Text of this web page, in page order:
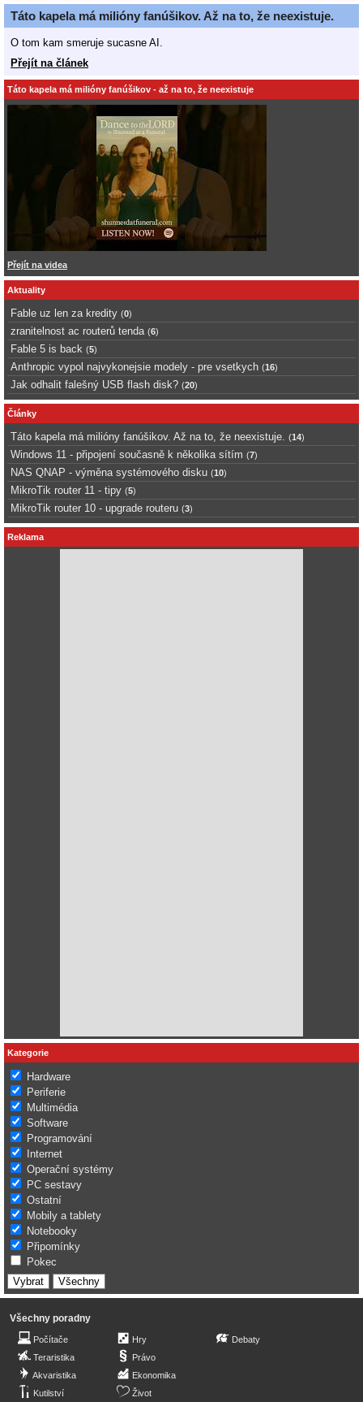
Táto kapela má milióny fanúšikov. Až na to, že neexistuje.
O tom kam smeruje sucasne AI.
Přejít na článek
Táto kapela má milióny fanúšikov - až na to, že neexistuje
Přejít na videa
Aktuality
Fable uz len za kredity (0)
zranitelnost ac routerů tenda (6)
Fable 5 is back (5)
Anthropic vypol najvykonejsie modely - pre vsetkych (16)
Jak odhalit falešný USB flash disk? (20)
Články
Táto kapela má milióny fanúšikov. Až na to, že neexistuje. (14)
Windows 11 - připojení současně k několika sítím (7)
NAS QNAP - výměna systémového disku (10)
MikroTik router 11 - tipy (5)
MikroTik router 10 - upgrade routeru (3)
Reklama
Kategorie
Hardware
Periferie
Multimédia
Software
Programování
Internet
Operační systémy
PC sestavy
Ostatní
Mobily a tablety
Notebooky
Připomínky
Pokec
Všechny poradny
Počítače
Teraristika
Akvaristika
Kutilství
Hry
Právo
Ekonomika
Život
Debaty